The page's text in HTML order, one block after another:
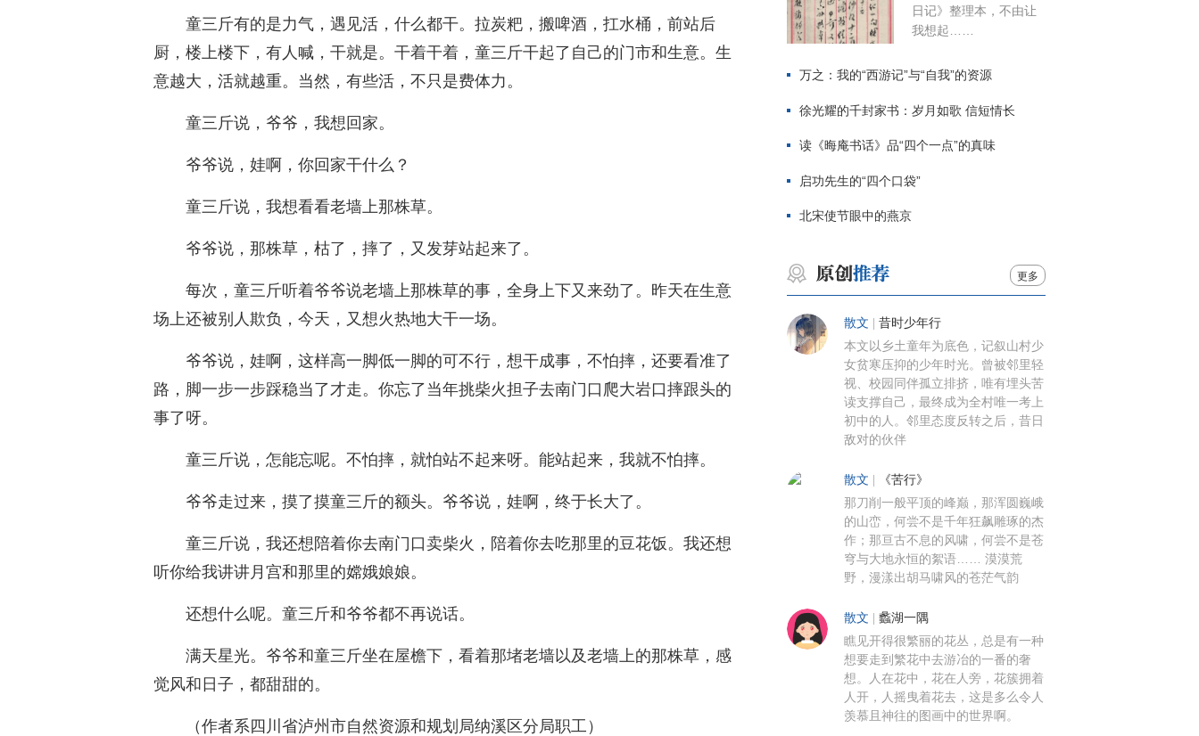
童三斤有的是力气，遇见活，什么都干。拉炭粑，搬啤酒，扛水桶，前站后
厨，楼上楼下，有人喊，干就是。干着干着，童三斤干起了自己的门市和生意。生
意越大，活就越重。当然，有些活，不只是费体力。
童三斤说，爷爷，我想回家。
爷爷说，娃啊，你回家干什么？
童三斤说，我想看看老墙上那株草。
爷爷说，那株草，枯了，摔了，又发芽站起来了。
每次，童三斤听着爷爷说老墙上那株草的事，全身上下又来劲了。昨天在生意
场上还被别人欺负，今天，又想火热地大干一场。
爷爷说，娃啊，这样高一脚低一脚的可不行，想干成事，不怕摔，还要看准了
路，脚一步一步踩稳当了才走。你忘了当年挑柴火担子去南门口爬大岩口摔跟头的
事了呀。
童三斤说，怎能忘呢。不怕摔，就怕站不起来呀。能站起来，我就不怕摔。
爷爷走过来，摸了摸童三斤的额头。爷爷说，娃啊，终于长大了。
童三斤说，我还想陪着你去南门口卖柴火，陪着你去吃那里的豆花饭。我还想
听你给我讲讲月宫和那里的嫦娥娘娘。
还想什么呢。童三斤和爷爷都不再说话。
满天星光。爷爷和童三斤坐在屋檐下，看着那堵老墙以及老墙上的那株草，感
觉风和日子，都甜甜的。
（作者系四川省泸州市自然资源和规划局纳溪区分局职工）
日记》整理本，不由让
我想起……
万之：我的“西游记”与“自我”的资源
徐光耀的千封家书：岁月如歌 信短情长
读《晦庵书话》品“四个一点”的真味
启功先生的“四个口袋”
北宋使节眼中的燕京
更多
散文 昔时少年行
本文以乡土童年为底色，记叙山村少
女贫寒压抑的少年时光。曾被邻里轻
视、校园同伴孤立排挤，唯有埋头苦
读支撑自己，最终成为全村唯一考上
初中的人。邻里态度反转之后，昔日
敌对的伙伴
散文 《苦行》
那刀削一般平顶的峰巅，那浑圆巍峨
的山峦，何尝不是千年狂飙雕琢的杰
作；那亘古不息的风啸，何尝不是苍
穹与大地永恒的絮语…… 漠漠荒
野，漫漾出胡马啸风的苍茫气韵
散文 蠡湖一隅
瞧见开得很繁丽的花丛，总是有一种
想要走到繁花中去游冶的一番的奢
想。人在花中，花在人旁，花簇拥着
人开，人摇曳着花去，这是多么令人
羡慕且神往的图画中的世界啊。